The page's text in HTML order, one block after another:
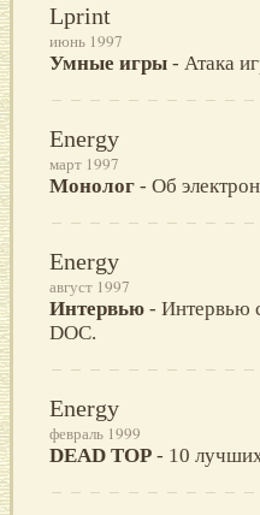
Lprint
июнь 1997
Умные игры - Атака
Energy
март 1997
Монолог - Об
Energy
август 1997
Интервью - Интервью
DOC.
Energy
февраль 1999
DEAD TOP - 10